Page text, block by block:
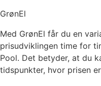
GrønEl
Med GrønEl får du en
prisudviklingen time for
Pool. Det betyder, at du
tidspunkter, hvor prisen